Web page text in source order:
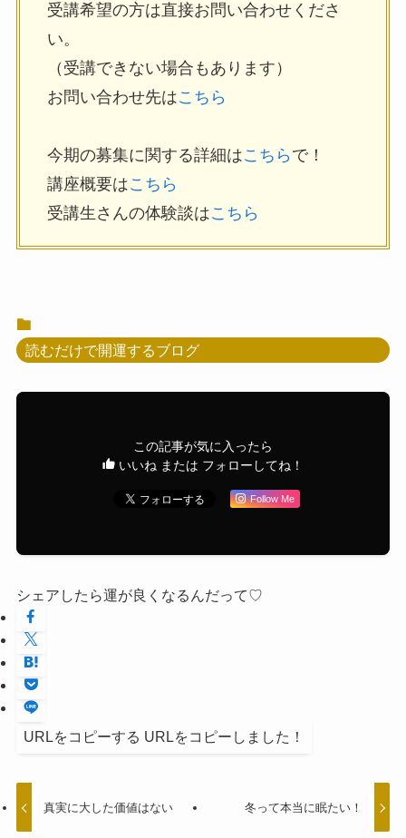
受講希望の方は直接お問い合わせくださ
い。
（受講できない場合もあります）
お問い合わせ先はこちら
今期の募集に関する詳細はこちら で！
講座概要はこちら
受講生さんの体験談はこちら
読むだけで開運するブログ
この記事が気に入ったら
いいね または フォローしてね！
Follow Me
シェアしたら運が良くなるんだって♡
URLをコピーする URLをコピーしました！
真実に大した価値はない 冬って本当に眠たい！